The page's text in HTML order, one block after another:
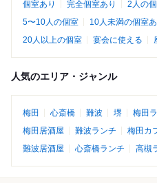
個室あり 完全個室あり 2人の
5〜10人の個室
10人未満の個室あ
20人以上の個室
宴会に使える
人気のエリア・ジャンル
梅田 心斎橋 難波 堺 梅田
梅田居酒屋
難波ランチ 梅田カ
難波居酒屋
心斎橋ランチ 高槻